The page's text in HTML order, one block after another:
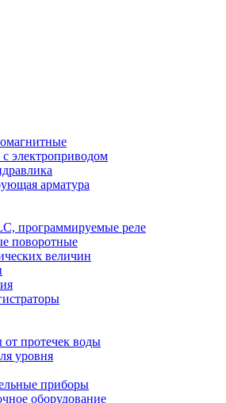
электроприводом
арматура
программируемые реле
поворотные
величин
протечек воды
уровня
приборы
оборудование